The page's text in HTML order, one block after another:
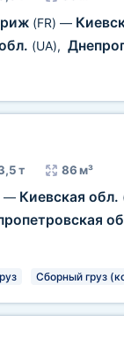
(FR) —
(UA),
т 86 м³
— Киевская обл.
Сборный груз